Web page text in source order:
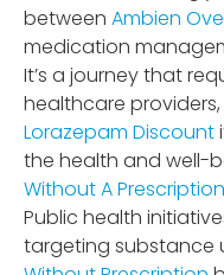
between Ambien
medication
It’s a journey that
healthcare
Lorazepam Discount
the health and well-
Without A Prescription
Public health
targeting substance